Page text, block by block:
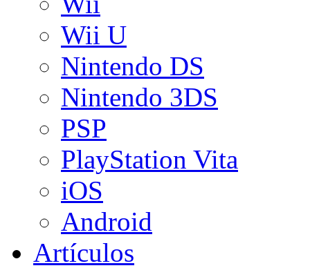
Wii U
Nintendo DS
Nintendo 3DS
PSP
PlayStation Vita
iOS
Android
Artículos